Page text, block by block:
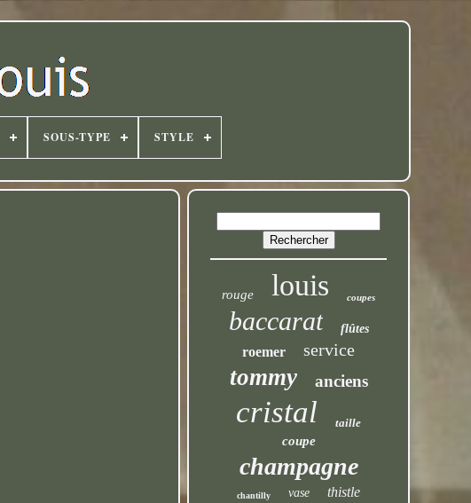
SOUS-TYPE STYLE
rouge louis coupes
baccarat flûtes
roemer service
tommy anciens
cristal taille
coupe
champagne
chantilly vase thistle